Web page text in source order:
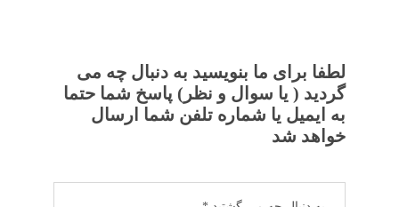
لطفا برای ما بنویسید به دنبال چه می
گردید ( یا سوال و نظر) پاسخ شما حتما
به ایمیل یا شماره تلفن شما ارسال
خواهد شد